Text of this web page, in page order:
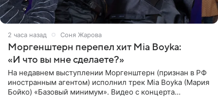
2 часа назад Соня Жарова
Моргенштерн перепел хит Mia Boyka:
«И что вы мне сделаете?»
На недавнем выступлении Моргенштерн (признан в РФ
иностранным агентом) исполнил трек Mia Boyka (Мария
Бойко) «Базовый минимум». Видео с концерта